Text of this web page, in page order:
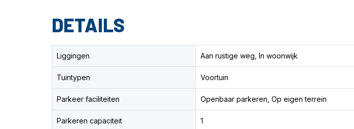
DETAILS
Liggingen Aan rustige weg, In woonwijk
Tuintypen Voortuin
Parkeer faciliteiten Openbaar parkeren, Op eigen terrein
Parkeren capaciteit 1